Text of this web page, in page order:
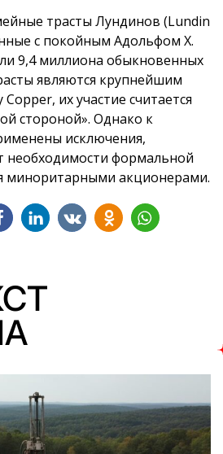
трасты Лундинов (Lundin
с покойным Адольфом Х.
9,4 миллиона обыкновенных
являются крупнейшим
их участие считается
стороной». Однако к
исключения,
необходимости формальной
миноритарными акционерами.